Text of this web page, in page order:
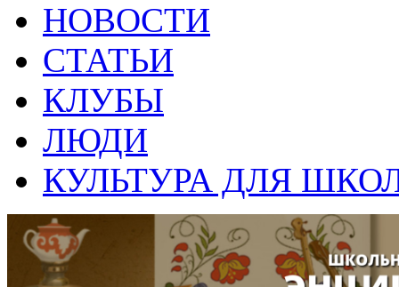
НОВОСТИ
СТАТЬИ
КЛУБЫ
ЛЮДИ
КУЛЬТУРА ДЛЯ